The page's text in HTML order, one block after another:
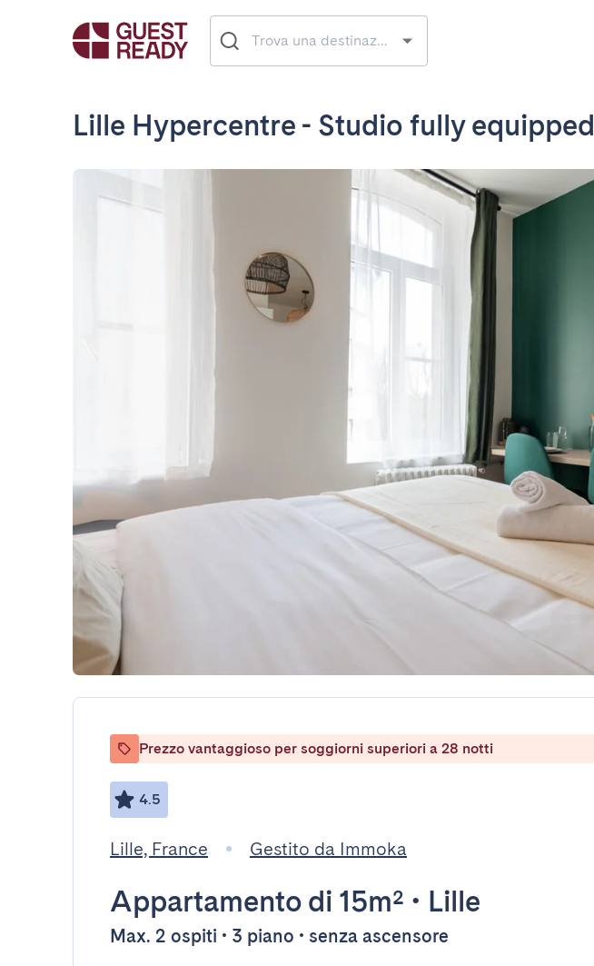
Lille Hypercentre - Studio fully equipped
Prezzo vantaggioso per soggiorni superiori a 28 notti
4.5
Lille, France Gestito da Immoka
Appartamento di 15m² • Lille
Max. 2 ospiti • 3 piano • senza ascensore